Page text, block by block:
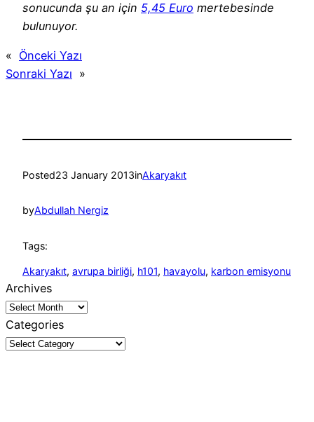
sonucunda şu an için 5,45 Euro mertebesinde
bulunuyor.
« Önceki Yazı
Sonraki Yazı »
Posted23 January 2013inAkaryakıt
byAbdullah Nergiz
Tags:
Akaryakıt, avrupa birliği, h101, havayolu, karbon emisyonu
Archives
Categories